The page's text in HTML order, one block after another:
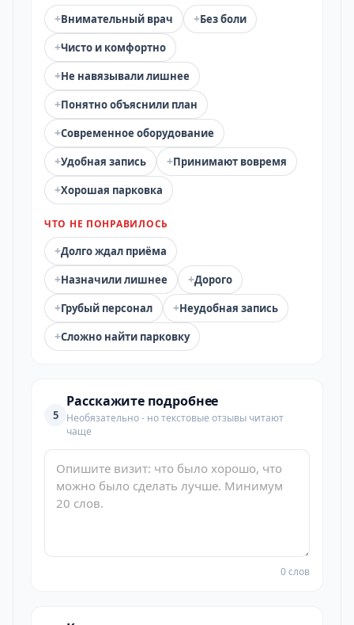
+Внимательный врач +Без боли
+Чисто и комфортно
+Не навязывали лишнее
+Понятно объяснили план
+Современное оборудование
+Удобная запись +Принимают вовремя
+Хорошая парковка
ЧТО НЕ ПОНРАВИЛОСЬ
+Долго ждал приёма
+Назначили лишнее +Дорого
+Грубый персонал +Неудобная запись
+Сложно найти парковку
5
Расскажите подробнее
Необязательно - но текстовые отзывы читают
чаще
0 слов